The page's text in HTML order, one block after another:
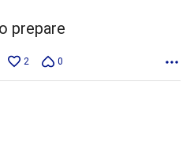
prepare
2 0